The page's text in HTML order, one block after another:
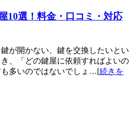
10選！料金・口コミ・対応
が開かない、鍵を交換したいとい
、「どの鍵屋に依頼すればよいの
多いのではないでしょ…[続きを